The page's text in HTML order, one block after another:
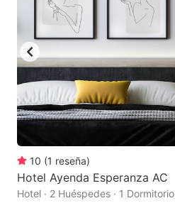
10 (1 reseña)
Hotel Ayenda Esperanza AC
Hotel · 2 Huéspedes · 1 Dormitorio